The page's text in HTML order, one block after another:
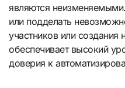
являются
или подделать
участников или создания
обеспечивает высокий
доверия к